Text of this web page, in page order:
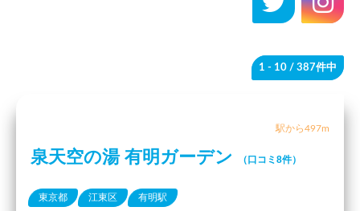
1 - 10 / 387件中
駅から497m
泉天空の湯 有明ガーデン （口コミ8件）
東京都 江東区 有明駅